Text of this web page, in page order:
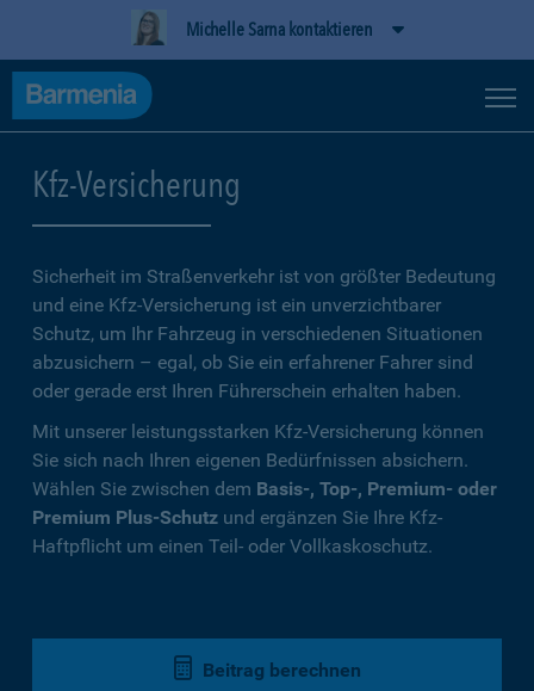
Michelle Sarna kontaktieren
Kfz-Versicherung
Sicherheit im Straßenverkehr ist von größter Bedeutung
und eine Kfz-Versicherung ist ein unverzichtbarer
Schutz, um Ihr Fahrzeug in verschiedenen Situationen
abzusichern – egal, ob Sie ein erfahrener Fahrer sind
oder gerade erst Ihren Führerschein erhalten haben.
Mit unserer leistungsstarken Kfz-Versicherung können
Sie sich nach Ihren eigenen Bedürfnissen absichern.
Wählen Sie zwischen dem Basis-, Top-, Premium- oder
Premium Plus-Schutz und ergänzen Sie Ihre Kfz-
Haftpflicht um einen Teil- oder Vollkaskoschutz.
Beitrag berechnen